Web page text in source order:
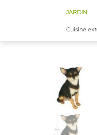
JARDIN
Cuisine